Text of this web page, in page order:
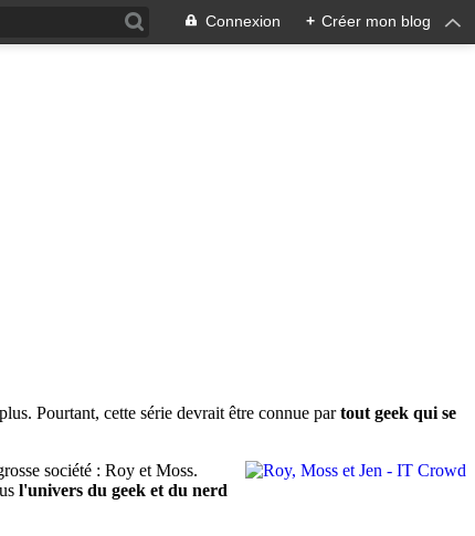
Connexion + Créer mon blog
Pourtant, cette série devrait être connue partout geek qui se
société : Roy et Moss.
l'univers du geek et du nerd